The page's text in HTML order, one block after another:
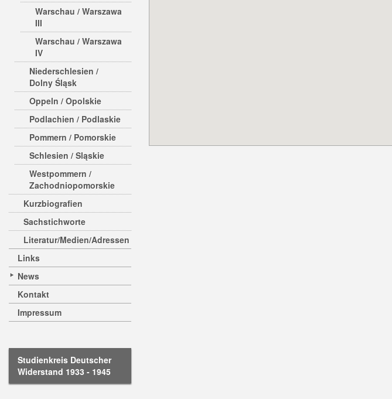
Warschau / Warszawa
III
Warschau / Warszawa
IV
Niederschlesien /
Dolny Śląsk
Oppeln / Opolskie
Podlachien / Podlaskie
Pommern / Pomorskie
Schlesien / Sląskie
Westpommern /
Zachodniopomorskie
Kurzbiografien
Sachstichworte
Literatur/Medien/Adressen
Links
News
Kontakt
Impressum
Studienkreis Deutscher
Widerstand 1933 - 1945